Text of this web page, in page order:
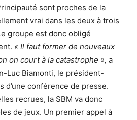
sont proches de la
vrai dans les deux à trois
groupe est donc obligé
« Il faut former de nouveaux
on court à la catastrophe », a
Luc Biamonti, le président-
d’une conférence de presse.
recrues, la SBM va donc
de jeux. Un premier appel à